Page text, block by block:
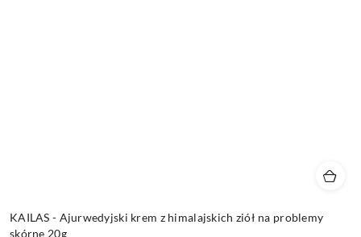
KAILAS - Ajurwedyjski krem z himalajskich ziół na problemy
skórne 20g